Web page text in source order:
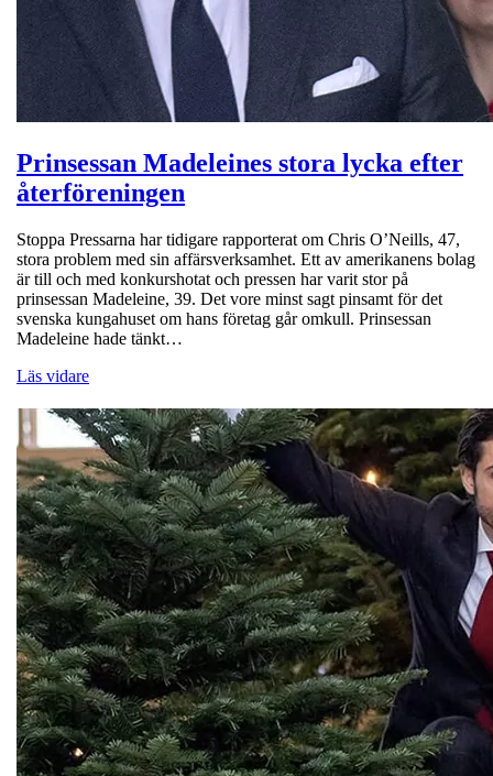
Prinsessan Madeleines stora lycka efter
återföreningen
Stoppa Pressarna har tidigare rapporterat om Chris O’Neills, 47,
stora problem med sin affärsverksamhet. Ett av amerikanens bolag
är till och med konkurshotat och pressen har varit stor på
prinsessan Madeleine, 39. Det vore minst sagt pinsamt för det
svenska kungahuset om hans företag går omkull. Prinsessan
Madeleine hade tänkt…
Läs vidare